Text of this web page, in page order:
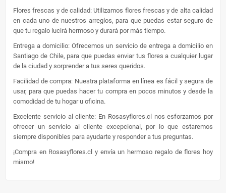
Flores frescas y de calidad: Utilizamos flores frescas y de alta calidad
en cada uno de nuestros arreglos, para que puedas estar seguro de
que tu regalo lucirá hermoso y durará por más tiempo.
Entrega a domicilio: Ofrecemos un servicio de entrega a domicilio en
Santiago de Chile, para que puedas enviar tus flores a cualquier lugar
de la ciudad y sorprender a tus seres queridos.
Facilidad de compra: Nuestra plataforma en línea es fácil y segura de
usar, para que puedas hacer tu compra en pocos minutos y desde la
comodidad de tu hogar u oficina.
Excelente servicio al cliente: En Rosasyflores.cl nos esforzamos por
ofrecer un servicio al cliente excepcional, por lo que estaremos
siempre disponibles para ayudarte y responder a tus preguntas.
¡Compra en Rosasyflores.cl y envía un hermoso regalo de flores hoy
mismo!